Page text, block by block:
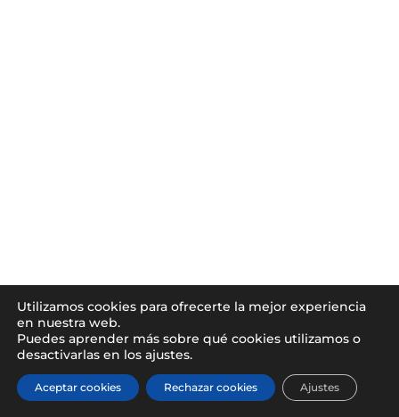
Utilizamos cookies para ofrecerte la mejor experiencia
en nuestra web.
Puedes aprender más sobre qué cookies utilizamos o
desactivarlas en los ajustes.
Aceptar cookies Rechazar cookies Ajustes